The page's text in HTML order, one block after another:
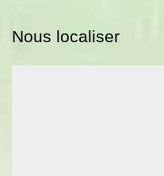
Nous localiser